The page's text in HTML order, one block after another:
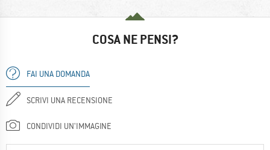
COSA NE PENSI?
FAI UNA DOMANDA
SCRIVI UNA RECENSIONE
CONDIVIDI UN'IMMAGINE